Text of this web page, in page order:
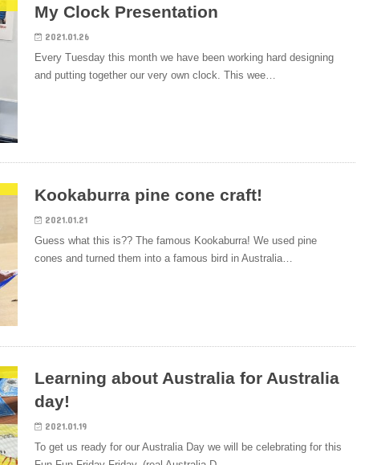
My Clock Presentation
2021.01.26
Every Tuesday this month we have been working hard designing
and putting together our very own clock. This wee…
Kookaburra pine cone craft!
2021.01.21
Guess what this is?? The famous Kookaburra! We used pine
cones and turned them into a famous bird in Australia…
Learning about Australia for Australia
day!
2021.01.19
To get us ready for our Australia Day we will be celebrating for this